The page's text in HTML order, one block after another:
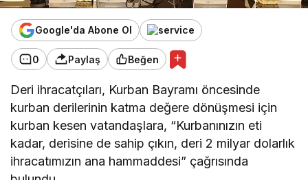
Google'da Abone Ol
0 Paylaş Beğen
Deri ihracatçıları, Kurban Bayramı öncesinde
kurban derilerinin katma değere dönüşmesi için
kurban kesen vatandaşlara, “Kurbanınızın eti
kadar, derisine de sahip çıkın, deri 2 milyar dolarlık
ihracatımızın ana hammaddesi” çağrısında